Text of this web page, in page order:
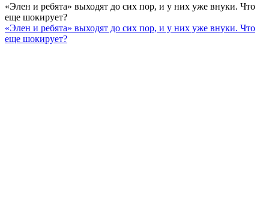
«Элен и ребята» выходят до сих пор, и у них уже внуки. Что
еще шокирует?
«Элен и ребята» выходят до сих пор, и у них уже внуки. Что
еще шокирует?